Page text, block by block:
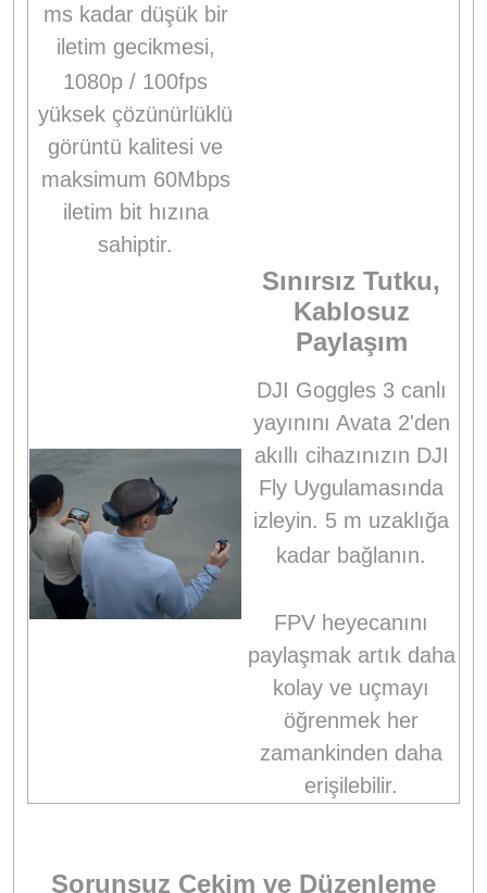
ms kadar düşük bir
iletim gecikmesi,
1080p / 100fps
yüksek çözünürlüklü
görüntü kalitesi ve
maksimum 60Mbps
iletim bit hızına
sahiptir.
Sınırsız Tutku,
Kablosuz
Paylaşım
DJI Goggles 3 canlı
yayınını Avata 2'den
akıllı cihazınızın DJI
Fly Uygulamasında
izleyin. 5 m uzaklığa
kadar bağlanın.
FPV heyecanını
paylaşmak artık daha
kolay ve uçmayı
öğrenmek her
zamankinden daha
erişilebilir.
Sorunsuz Çekim ve Düzenleme